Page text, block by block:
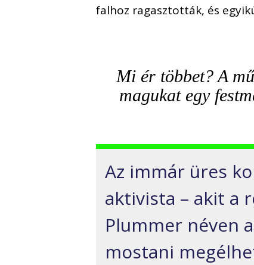
falhoz ragasztották, és
Mi ér többet? A
magukat egy
Az immár üres
aktivista – akit a
Plummer néven
mostani